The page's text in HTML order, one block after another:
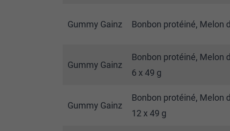
Gummy Gainz Bonbon protéiné, Melon
Gummy Gainz
Bonbon protéiné, Melon
6 x 49 g
Gummy Gainz
Bonbon protéiné, Melon
12 x 49 g